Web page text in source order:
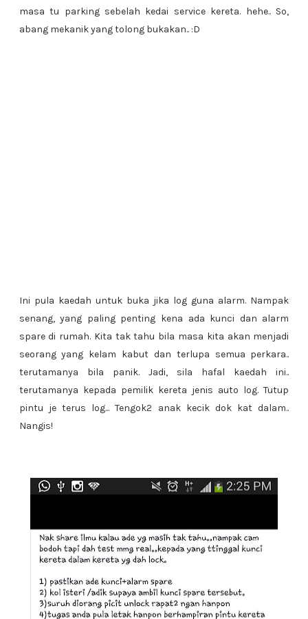
masa tu parking sebelah kedai service kereta. hehe.. So,
abang mekanik yang tolong bukakan.. :D
Ini pula kaedah untuk buka jika log guna alarm. Nampak
senang, yang paling penting kena ada kunci dan alarm
spare di rumah. Kita tak tahu bila masa kita akan menjadi
seorang yang kelam kabut dan terlupa semua perkara..
terutamanya bila panik. Jadi, sila hafal kaedah ini..
terutamanya kepada pemilik kereta jenis auto log. Tutup
pintu je terus log... Tengok2 anak kecik dok kat dalam..
Nangis!